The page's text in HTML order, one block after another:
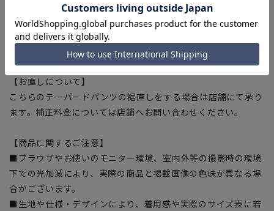
■ワンタックテーパードパンツ
単品使いしやすいネイビーワンタックテーパードパンツは、サ
イドファスナーでお腹周りをすっきり見せてくれます。
【お直しについて】
こちらのテーパードパンツの裾直しをする場合は店舗にて承り
ます。補正料金については店舗へお問い合わせください。
【商品に関するご注意】
■ブラウザやお使いのモニター環境、室内外等の撮影時の環境
下での光加減により、実際の商品と掲載画像の色味が異なる場
合がございます。
■生地や仕様・デザインにより、着用感や実際のサイズ表に若